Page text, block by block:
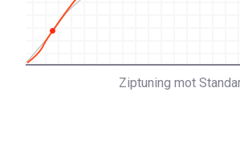
Ziptuning mot